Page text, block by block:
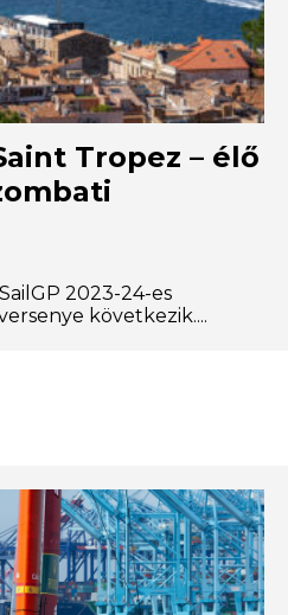
Tropez – élő
2023-24-es
következik....